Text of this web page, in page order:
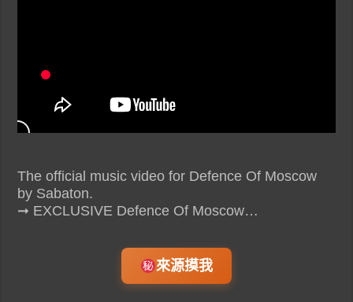
The official music video for Defence Of Moscow
by Sabaton.
➞ EXCLUSIVE Defence Of Moscow…
來源摸我